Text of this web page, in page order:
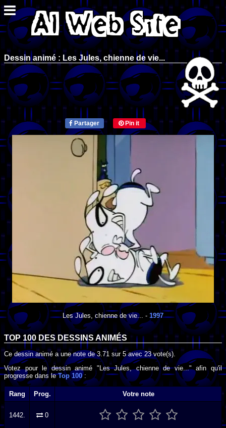
Dessin animé : Les Jules, chienne de vie...
Partager Pin it
Les Jules, chienne de vie... - 1997
TOP 100 DES DESSINS ANIMÉS
Ce dessin animé a une note de3.71 sur 5avec 23vote(s).
Votez pour le dessin animé "Les Jules, chienne de vie..." afin qu'il
progresse dans leTop 100:
Rang Prog. Votre note
1442. 0